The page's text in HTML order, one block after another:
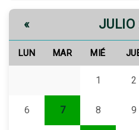
« JULIO
LUN MAR MIÉ
1 2
6 7 8 9